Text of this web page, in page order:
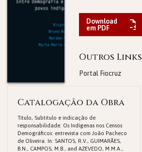
Download
em PDF
Outros Links
Portal Fiocruz
Catalogação da Obra
Titulo, Subtitulo e indicação de
responsabilidade: Os Indígenas nos Censos
Demográficos: entrevista com João Pacheco
de Oliveira. In: SANTOS, R.V., GUIMARÃES,
B.N., CAMPOS, M.B., and AZEVEDO, M.M.A.,